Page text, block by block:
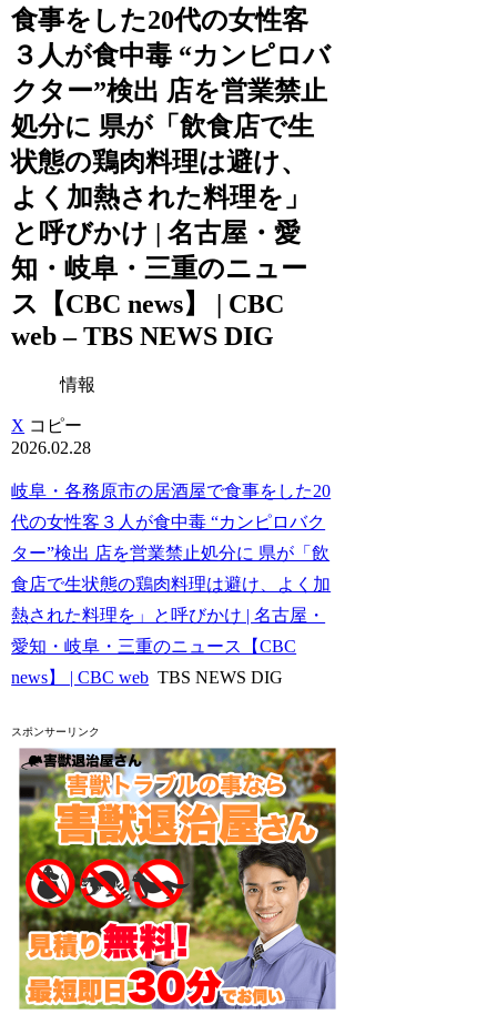
食事をした20代の女性客
３人が食中毒 “カンピロバ
クター”検出 店を営業禁止
処分に 県が「飲食店で生
状態の鶏肉料理は避け、
よく加熱された料理を」
と呼びかけ | 名古屋・愛
知・岐阜・三重のニュー
ス【CBC news】 | CBC
web – TBS NEWS DIG
情報
X コピー
2026.02.28
岐阜・各務原市の居酒屋で食事をした20
代の女性客３人が食中毒 “カンピロバク
ター”検出 店を営業禁止処分に 県が「飲
食店で生状態の鶏肉料理は避け、よく加
熱された料理を」と呼びかけ | 名古屋・
愛知・岐阜・三重のニュース【CBC
news】 | CBC web TBS NEWS DIG
スポンサーリンク